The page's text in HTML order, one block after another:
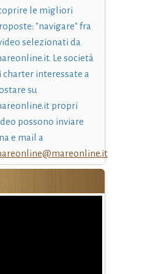
le migliori
"navigare" fra
selezionati da
Le società
charter interessate a
su
propri
possono inviare
e mail a